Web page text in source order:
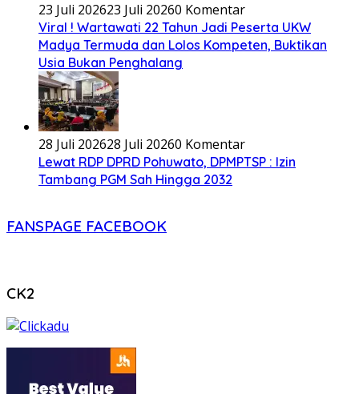
23 Juli 202623 Juli 20260 Komentar
Viral ! Wartawati 22 Tahun Jadi Peserta UKW
Madya Termuda dan Lolos Kompeten, Buktikan
Usia Bukan Penghalang
28 Juli 202628 Juli 20260 Komentar
Lewat RDP DPRD Pohuwato, DPMPTSP : Izin
Tambang PGM Sah Hingga 2032
FANSPAGE FACEBOOK
CK2